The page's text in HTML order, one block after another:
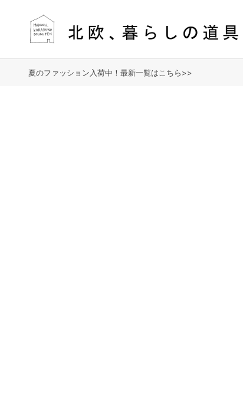
夏のファッション入荷中！最新一覧はこちら>>